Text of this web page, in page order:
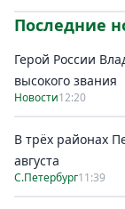
Последние
Герой России
высокого звания
Новости12:20
В трёх районах
августа
С.Петербург11:39